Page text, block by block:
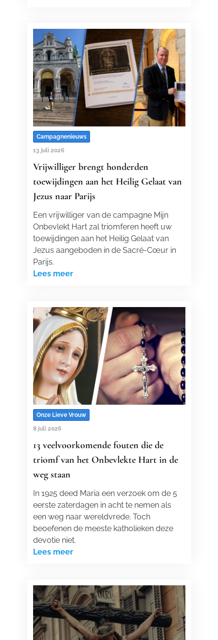
Campagnenieuws
13 juli 2026
Vrijwilliger brengt honderden
toewijdingen aan het Heilig Gelaat van
Jezus naar Parijs
Een vrijwilliger van de campagne Mijn
Onbevlekt Hart zal triomferen heeft uw
toewijdingen aan het Heilig Gelaat van
Jezus aangeboden in de Sacré-Cœur in
Parijs.
Lees meer
Onze Lieve Vrouw
8 juli 2026
13 veelvoorkomende fouten die de
triomf van het Onbevlekte Hart in de
weg staan
In 1925 deed Maria een verzoek om de 5
eerste zaterdagen in acht te nemen als
een weg naar wereldvrede. Toch
beoefenen de meeste katholieken deze
devotie niet.
Lees meer